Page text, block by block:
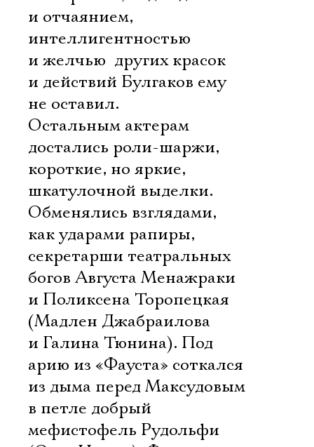
и отчаянием,
интеллигентностью
и желчью  других красок
и действий Булгаков ему
не оставил.
Остальным актерам
достались роли-шаржи,
короткие, но яркие,
шкатулочной выделки.
Обменялись взглядами,
как ударами рапиры,
секретарши театральных
богов Августа Менажраки
и Поликсена Торопецкая
(Мадлен Джабраилова
и Галина Тюнина). Под
арию из «Фауста» соткался
из дыма перед Максудовым
в петле добрый
мефистофель Рудольфи